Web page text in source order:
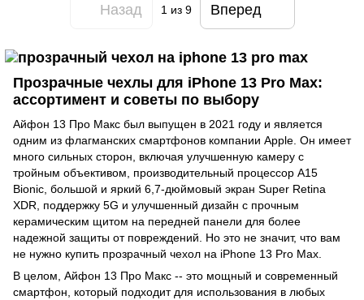
Назад 1из 9 Вперед
Прозрачные чехлы для iPhone 13 Pro Max:
ассортимент и советы по выбору
Айфон 13 Про Макс был выпущен в 2021 году и является
одним из флагманских смартфонов компании Apple. Он имеет
много сильных сторон, включая улучшенную камеру с
тройным объективом, производительный процессор A15
Bionic, большой и яркий 6,7-дюймовый экран Super Retina
XDR, поддержку 5G и улучшенный дизайн с прочным
керамическим щитом на передней панели для более
надежной защиты от повреждений. Но это не значит, что вам
не нужно купить прозрачный чехол на iPhone 13 Pro Max.
В целом, Айфон 13 Про Макс -- это мощный и современный
смартфон, который подходит для использования в любых